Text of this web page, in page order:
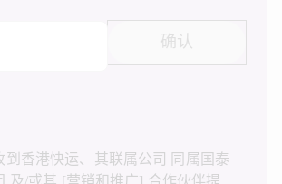
确认
到香港快运、其联属公司 同属国泰